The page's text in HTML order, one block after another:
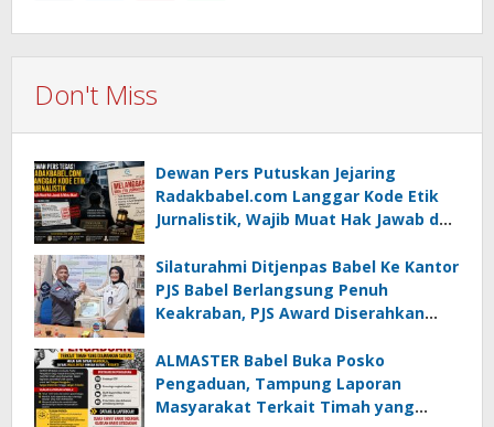
Don't Miss
Dewan Pers Putuskan Jejaring
Radakbabel.com Langgar Kode Etik
Jurnalistik, Wajib Muat Hak Jawab dan
Silaturahmi Ditjenpas Babel Ke Kantor
PJS Babel Berlangsung Penuh
Keakraban, PJS Award Diserahkan
ALMASTER Babel Buka Posko
Pengaduan, Tampung Laporan
Masyarakat Terkait Timah yang